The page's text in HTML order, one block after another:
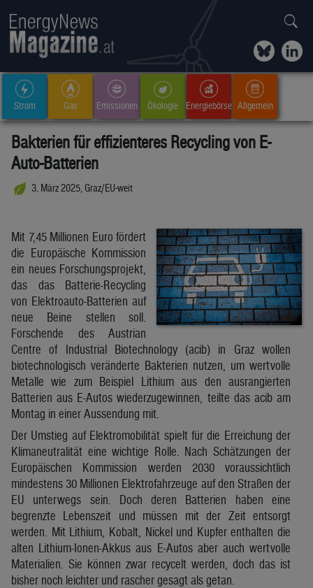
Strom Gas Emissionen Ökologie Energiebörse Allgemein
Bakterien für effizienteres Recycling von E-
Auto-Batterien
3. März 2025, Graz/EU-weit
Mit 7,45 Millionen Euro fördert
die Europäische Kommission
ein neues Forschungsprojekt,
das das Batterie-Recycling
von Elektroauto-Batterien auf
neue Beine stellen soll.
Forschende des Austrian
Centre of Industrial Biotechnology (acib) in Graz wollen
biotechnologisch veränderte Bakterien nutzen, um wertvolle
Metalle wie zum Beispiel Lithium aus den ausrangierten
Batterien aus E-Autos wiederzugewinnen, teilte das acib am
Montag in einer Aussendung mit.
Der Umstieg auf Elektromobilität spielt für die Erreichung der
Klimaneutralität eine wichtige Rolle. Nach Schätzungen der
Europäischen Kommission werden 2030 voraussichtlich
mindestens 30 Millionen Elektrofahrzeuge auf den Straßen der
EU unterwegs sein. Doch deren Batterien haben eine
begrenzte Lebenszeit und müssen mit der Zeit entsorgt
werden. Mit Lithium, Kobalt, Nickel und Kupfer enthalten die
alten Lithium-Ionen-Akkus aus E-Autos aber auch wertvolle
Materialien. Sie können zwar recycelt werden, doch das ist
bisher noch leichter und rascher gesagt als getan.